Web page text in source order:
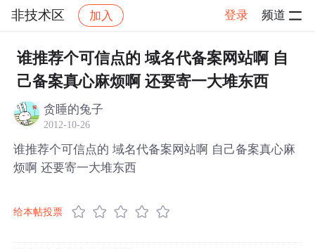
非技术区 加入 登录 频道
社区 非技术区 帖子详情
谁推荐个可信点的 域名代备案网站啊 自
己备案真心麻烦啊 还要寄一大堆东西
贪睡的兔子
2012-10-26
谁推荐个可信点的 域名代备案网站啊 自己备案真心麻
烦啊 还要寄一大堆东西
给本帖投票